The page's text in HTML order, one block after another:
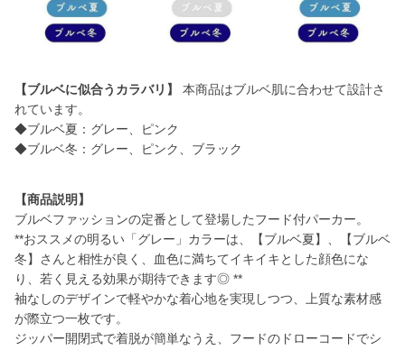
【ブルベに似合うカラバリ】
本商品はブルベ肌に合わせて設計さ
れています。
◆ブルベ夏：グレー、ピンク
◆ブルベ冬：グレー、ピンク、ブラック
【商品説明】
ブルベファッションの定番として登場したフード付パーカー。
**おススメの明るい「グレー」カラーは、【ブルベ夏】、【ブルベ
冬】さんと相性が良く、血色に満ちてイキイキとした顔色にな
り、若く見える効果が期待できます◎ **
袖なしのデザインで軽やかな着心地を実現しつつ、上質な素材感
が際立つ一枚です。
ジッパー開閉式で着脱が簡単なうえ、フードのドローコードでシ